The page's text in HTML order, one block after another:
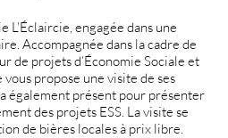
L’Éclaircie, engagée dans une
Accompagnée dans la cadre de
de projets d’Économie Sociale et
propose une visite de ses
également présent pour présenter
des projets ESS. La visite se
de bières locales à prix libre.